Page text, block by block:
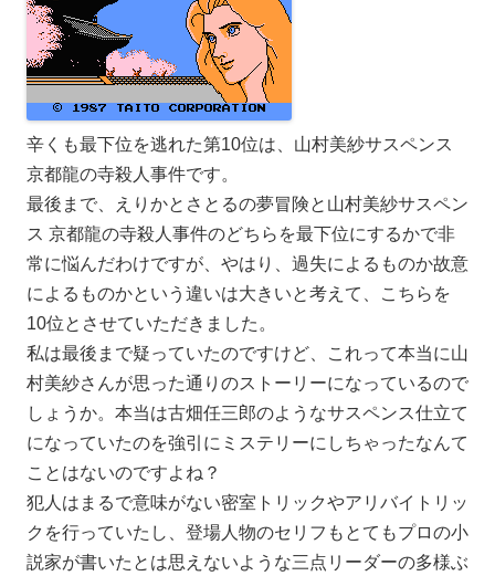
辛くも最下位を逃れた第10位は、山村美紗サスペンス
京都龍の寺殺人事件です。
最後まで、えりかとさとるの夢冒険と山村美紗サスペン
ス 京都龍の寺殺人事件のどちらを最下位にするかで非
常に悩んだわけですが、やはり、過失によるものか故意
によるものかという違いは大きいと考えて、こちらを
10位とさせていただきました。
私は最後まで疑っていたのですけど、これって本当に山
村美紗さんが思った通りのストーリーになっているので
しょうか。本当は古畑任三郎のようなサスペンス仕立て
になっていたのを強引にミステリーにしちゃったなんて
ことはないのですよね？
犯人はまるで意味がない密室トリックやアリバイトリッ
クを行っていたし、登場人物のセリフもとてもプロの小
説家が書いたとは思えないような三点リーダーの多様ぶ